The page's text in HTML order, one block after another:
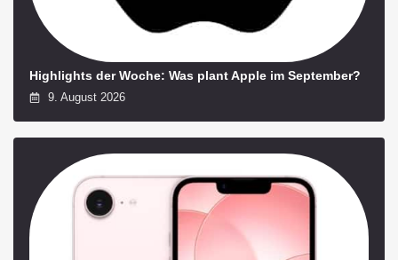
Highlights der Woche: Was plant Apple im September?
9. August 2026